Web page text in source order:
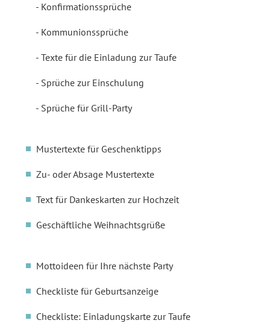
Konfirmationssprüche
Kommunionssprüche
Texte für die Einladung zur Taufe
Sprüche zur Einschulung
Sprüche für Grill-Party
Mustertexte für Geschenktipps
Zu- oder Absage Mustertexte
Text für Dankeskarten zur Hochzeit
Geschäftliche Weihnachtsgrüße
Mottoideen für Ihre nächste Party
Checkliste für Geburtsanzeige
Checkliste: Einladungskarte zur Taufe